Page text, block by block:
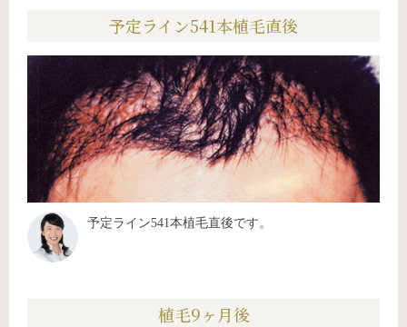
予定ライン541本植毛直後
予定ライン541本植毛直後です。
植毛9ヶ月後